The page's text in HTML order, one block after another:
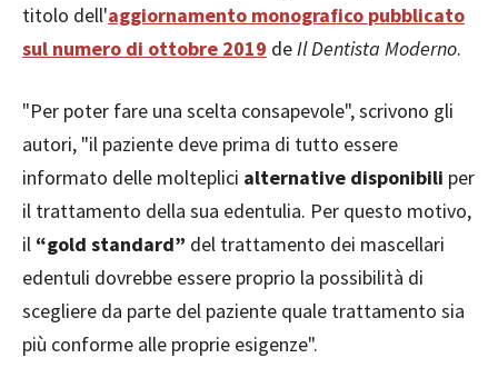
titolo dell'aggiornamento monografico pubblicato
sul numero di ottobre 2019 de Il Dentista Moderno.
"Per poter fare una scelta consapevole", scrivono gli
autori, "il paziente deve prima di tutto essere
informato delle molteplici alternative disponibili per
il trattamento della sua edentulia. Per questo motivo,
il “gold standard” del trattamento dei mascellari
edentuli dovrebbe essere proprio la possibilità di
scegliere da parte del paziente quale trattamento sia
più conforme alle proprie esigenze".